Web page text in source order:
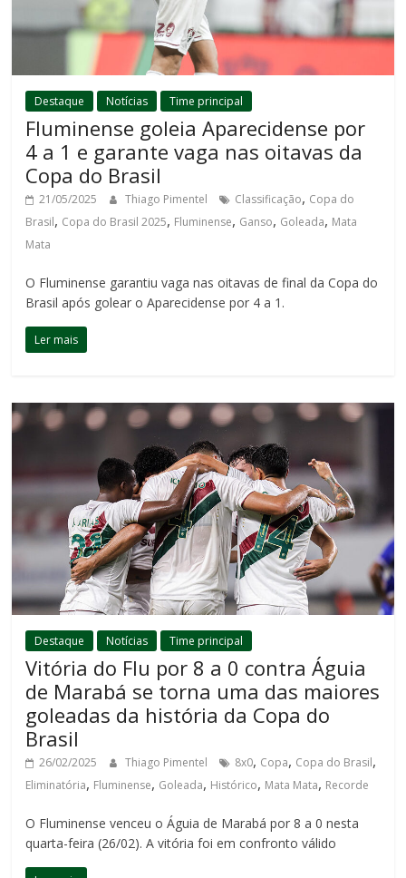
Destaque Notícias Time principal
Fluminense goleia Aparecidense por
4 a 1 e garante vaga nas oitavas da
Copa do Brasil
21/05/2025 Thiago Pimentel Classificação, Copa do
Brasil, Copa do Brasil 2025, Fluminense, Ganso, Goleada, Mata
Mata
O Fluminense garantiu vaga nas oitavas de final da Copa do
Brasil após golear o Aparecidense por 4 a 1.
Ler mais
Destaque Notícias Time principal
Vitória do Flu por 8 a 0 contra Águia
de Marabá se torna uma das maiores
goleadas da história da Copa do
Brasil
26/02/2025 Thiago Pimentel 8x0, Copa, Copa do Brasil,
Eliminatória, Fluminense, Goleada, Histórico, Mata Mata, Recorde
O Fluminense venceu o Águia de Marabá por 8 a 0 nesta
quarta-feira (26/02). A vitória foi em confronto válido